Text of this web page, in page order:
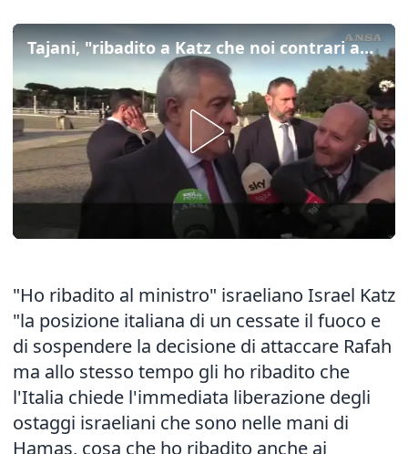
Tajani, "ribadito a Katz che noi contrari ad attacco Rafah"
"Ho ribadito al ministro" israeliano Israel Katz
"la posizione italiana di un cessate il fuoco e
di sospendere la decisione di attaccare Rafah
ma allo stesso tempo gli ho ribadito che
l'Italia chiede l'immediata liberazione degli
ostaggi israeliani che sono nelle mani di
Hamas, cosa che ho ribadito anche ai